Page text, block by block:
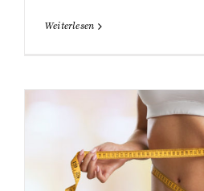
Weiterlesen